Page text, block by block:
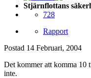
Stjärnflottans
728
Rapport
Postad 14 Februari, 2004
Det kommer att komma 10
inte.